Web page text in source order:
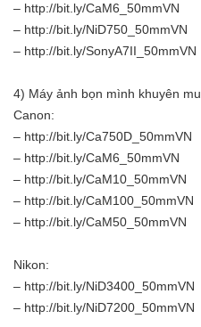
– http://bit.ly/CaM6_50mmVN
– http://bit.ly/NiD750_50mmVN
– http://bit.ly/SonyA7II_50mmVN
4) Máy ảnh bọn mình khuyên
Canon:
– http://bit.ly/Ca750D_50mmVN
– http://bit.ly/CaM6_50mmVN
– http://bit.ly/CaM10_50mmVN
– http://bit.ly/CaM100_50mmVN
– http://bit.ly/CaM50_50mmVN
Nikon:
– http://bit.ly/NiD3400_50mmVN
– http://bit.ly/NiD7200_50mmVN